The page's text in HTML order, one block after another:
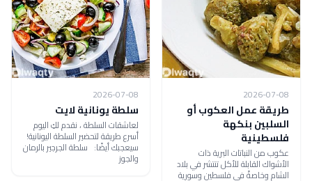
2026-07-08
طريقة عمل العكوب أو
السلبين بنكهة
فلسطينية
عكوب من النباتات البرية ذات
الأشواك القابلة للأكل تنتشر في بلاد
الشام وخاصةً في فلسطين وسورية
2026-07-08
سلطة يونانية لايت
لعاشقات السلطة ، نقدم لكِ اليوم
أسرع طريقة لتحضير السلطة اليونانية!
سيعجبك أيضًا: سلطة الجرجير بالرمان
والجوز